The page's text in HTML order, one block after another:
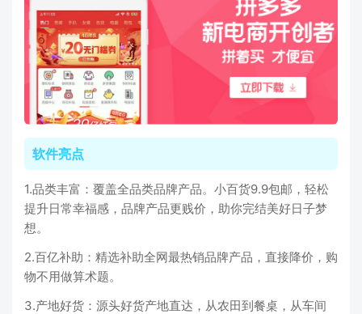
软件亮点
1.品类丰富：覆盖全品类品牌产品。小百货9.9包邮，轻松
提升日常幸福感，品牌产品更贱价，助你完结美好日子梦
想。
2.百亿补助：精选补助全网最热销品牌产品，直接降价，购
物不用做算术题。
3.产地好货：源头好货产地直达，从农田到餐桌，从车间